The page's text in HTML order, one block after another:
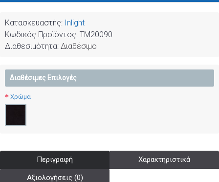
Κατασκευαστής: Inlight
Κωδικός Προϊόντος: TM20090
Διαθεσιμότητα: Διαθέσιμο
Διαθέσιμες Επιλογές
Χρώμα
Περιγραφή Χαρακτηριστικά
Αξιολογήσεις (0)